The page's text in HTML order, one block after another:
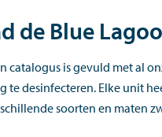
de Blue
catalogus is gevuld met al
te desinfecteren. Elke unit
soorten en maten